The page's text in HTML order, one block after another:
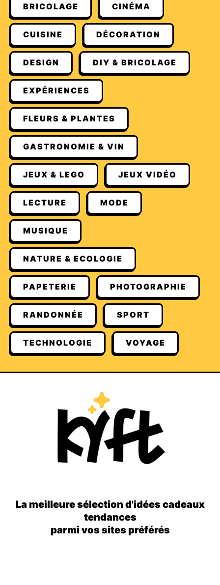
BRICOLAGE CINÉMA
CUISINE DÉCORATION
DESIGN DIY & BRICOLAGE
EXPÉRIENCES
FLEURS & PLANTES
GASTRONOMIE & VIN
JEUX & LEGO JEUX VIDÉO
LECTURE MODE
MUSIQUE
NATURE & ECOLOGIE
PAPETERIE PHOTOGRAPHIE
RANDONNÉE SPORT
TECHNOLOGIE VOYAGE
La meilleure sélection d'idées cadeaux
tendances
parmi vos sites préférés